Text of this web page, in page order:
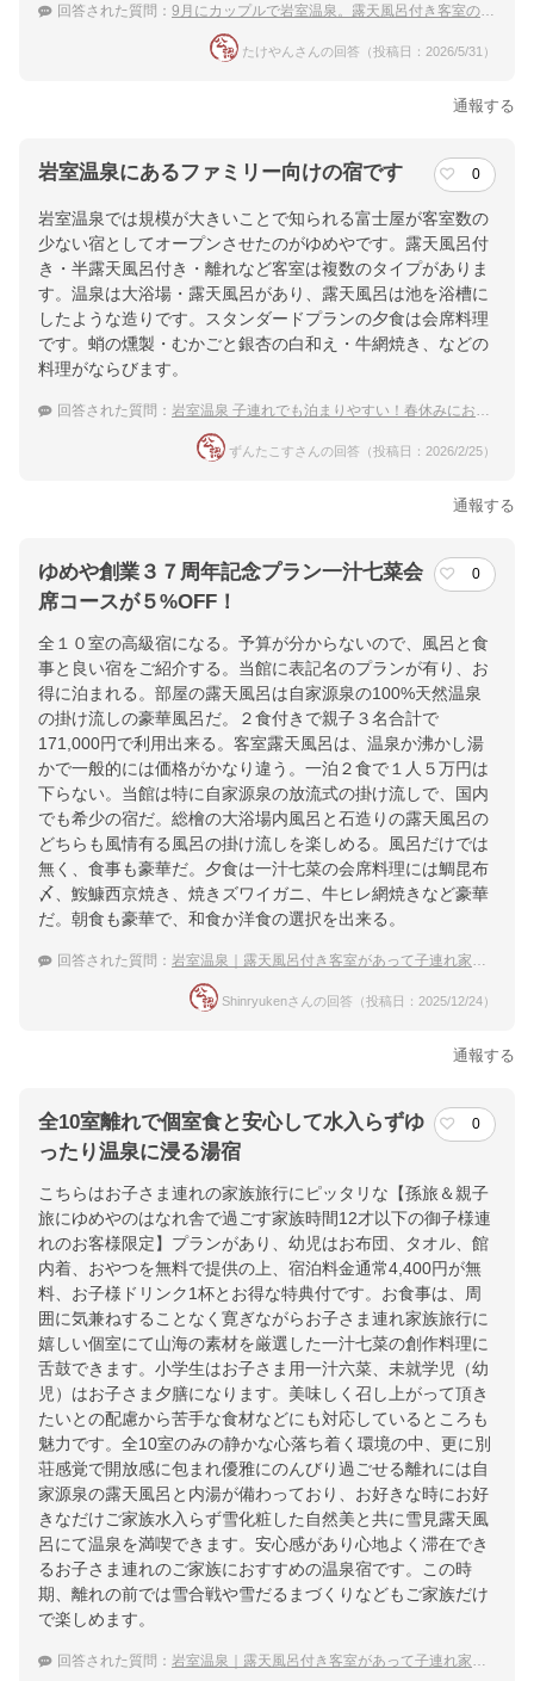
回答された質問： 9月にカップルで岩室温泉。露天風呂付き客室の宿でゆっくり日本酒を楽しみたい
たけやんさんの回答（投稿日：2026/5/31）
通報する
岩室温泉にあるファミリー向けの宿です 0
岩室温泉では規模が大きいことで知られる富士屋が客室数の
少ない宿としてオープンさせたのがゆめやです。露天風呂付
き・半露天風呂付き・離れなど客室は複数のタイプがありま
す。温泉は大浴場・露天風呂があり、露天風呂は池を浴槽に
したような造りです。スタンダードプランの夕食は会席料理
です。蛸の燻製・むかごと銀杏の白和え・牛網焼き、などの
料理がならびます。
回答された質問： 岩室温泉 子連れでも泊まりやすい！春休みにおすすめな穴場な宿は？
ずんたこすさんの回答（投稿日：2026/2/25）
通報する
ゆめや創業３７周年記念プラン一汁七菜会
席コースが５%OFF！
0
全１０室の高級宿になる。予算が分からないので、風呂と食
事と良い宿をご紹介する。当館に表記名のプランが有り、お
得に泊まれる。部屋の露天風呂は自家源泉の100%天然温泉
の掛け流しの豪華風呂だ。２食付きで親子３名合計で
171,000円で利用出来る。客室露天風呂は、温泉か沸かし湯
かで一般的には価格がかなり違う。一泊２食で１人５万円は
下らない。当館は特に自家源泉の放流式の掛け流しで、国内
でも希少の宿だ。総檜の大浴場内風呂と石造りの露天風呂の
どちらも風情有る風呂の掛け流しを楽しめる。風呂だけでは
無く、食事も豪華だ。夕食は一汁七菜の会席料理には鯛昆布
〆、鮟鱇西京焼き、焼きズワイガニ、牛ヒレ網焼きなど豪華
だ。朝食も豪華で、和食か洋食の選択を出来る。
回答された質問： 岩室温泉｜露天風呂付き客室があって子連れ家族におすすめの宿は？
Shinryukenさんの回答（投稿日：2025/12/24）
通報する
全10室離れで個室食と安心して水入らずゆ
ったり温泉に浸る湯宿
0
こちらはお子さま連れの家族旅行にピッタリな【孫旅＆親子
旅にゆめやのはなれ舎で過ごす家族時間12才以下の御子様連
れのお客様限定】プランがあり、幼児はお布団、タオル、館
内着、おやつを無料で提供の上、宿泊料金通常4,400円が無
料、お子様ドリンク1杯とお得な特典付です。お食事は、周
囲に気兼ねすることなく寛ぎながらお子さま連れ家族旅行に
嬉しい個室にて山海の素材を厳選した一汁七菜の創作料理に
舌鼓できます。小学生はお子さま用一汁六菜、未就学児（幼
児）はお子さま夕膳になります。美味しく召し上がって頂き
たいとの配慮から苦手な食材などにも対応しているところも
魅力です。全10室のみの静かな心落ち着く環境の中、更に別
荘感覚で開放感に包まれ優雅にのんびり過ごせる離れには自
家源泉の露天風呂と内湯が備わっており、お好きな時にお好
きなだけご家族水入らず雪化粧した自然美と共に雪見露天風
呂にて温泉を満喫できます。安心感があり心地よく滞在でき
るお子さま連れのご家族におすすめの温泉宿です。この時
期、離れの前では雪合戦や雪だるまづくりなどもご家族だけ
で楽しめます。
回答された質問： 岩室温泉｜露天風呂付き客室があって子連れ家族におすすめの宿は？